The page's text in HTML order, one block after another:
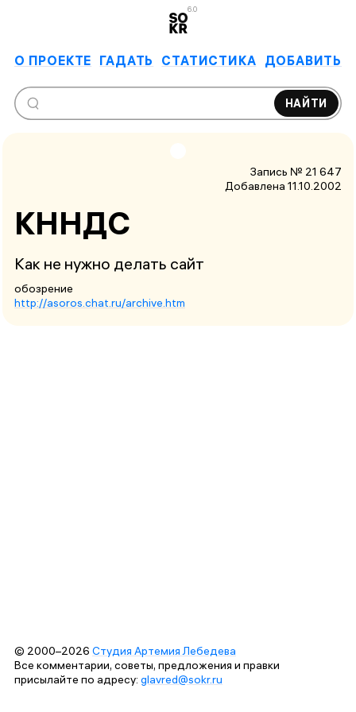
6.0
О ПРОЕКТЕ ГАДАТЬ СТАТИСТИКА ДОБАВИТЬ
НАЙТИ
Запись № 21 647
Добавлена 11.10.2002
КННДС
Как не нужно делать сайт
обозрение
http://asoros.chat.ru/archive.htm
© 2000–2026 Студия Артемия Лебедева
Все комментарии, советы, предложения и правки
присылайте по адресу: glavred@sokr.ru